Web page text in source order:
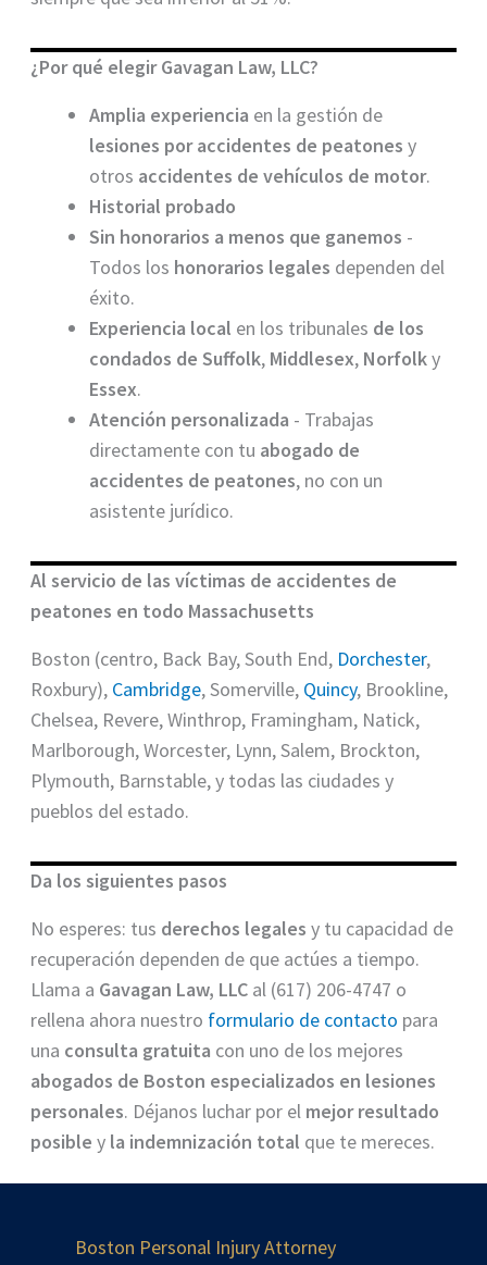
¿Por qué elegir Gavagan Law, LLC?
Amplia experiencia en la gestión de
lesiones por accidentes de peatones y
otros accidentes de vehículos de motor.
Historial probado
Sin honorarios a menos que ganemos -
Todos los honorarios legales dependen del
éxito.
Experiencia local en los tribunales de los
condados de Suffolk, Middlesex, Norfolky
Essex.
Atención personalizada - Trabajas
directamente con tu abogado de
accidentes de peatones, no con un
asistente jurídico.
Al servicio de las víctimas de accidentes de
peatones en todo Massachusetts
Boston (centro, Back Bay, South End, Dorchester,
Roxbury), Cambridge, Somerville, Quincy, Brookline,
Chelsea, Revere, Winthrop, Framingham, Natick,
Marlborough, Worcester, Lynn, Salem, Brockton,
Plymouth, Barnstable, y todas las ciudades y
pueblos del estado.
Da los siguientes pasos
No esperes: tus derechos legales y tu capacidad de
recuperación dependen de que actúes a tiempo.
Llama a Gavagan Law, LLC al (617) 206-4747 o
rellena ahora nuestro formulario de contacto para
una consulta gratuita con uno de los mejores
abogados de Boston especializados en lesiones
personales. Déjanos luchar por el mejor resultado
posible y la indemnización total que te mereces.
Boston Personal Injury Attorney